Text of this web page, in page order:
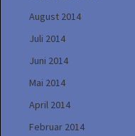
August 2014
Juli 2014
Juni 2014
Mai 2014
April 2014
Februar 2014